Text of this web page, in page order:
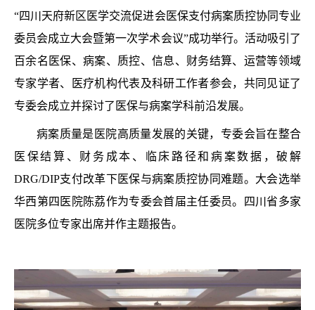
“四川天府新区医学交流促进会医保支付病案质控协同专业
委员会成立大会暨第一次学术会议”成功举行。活动吸引了
百余名医保、病案、质控、信息、财务结算、运营等领域
专家学者、医疗机构代表及科研工作者参会，共同见证了
专委会成立并探讨了医保与病案学科前沿发展。
病案质量是医院高质量发展的关键，专委会旨在整合
医保结算、财务成本、临床路径和病案数据，破解
DRG/DIP支付改革下医保与病案质控协同难题。大会选举
华西第四医院陈荔作为专委会首届主任委员。四川省多家
医院多位专家出席并作主题报告。